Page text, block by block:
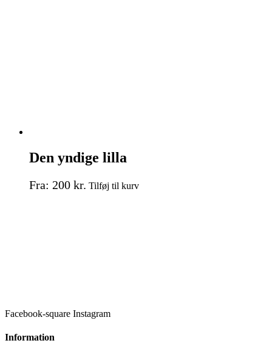
Den yndige lilla
Fra: 200 kr. Tilføj til kurvDette
Facebook-square Instagram
Information